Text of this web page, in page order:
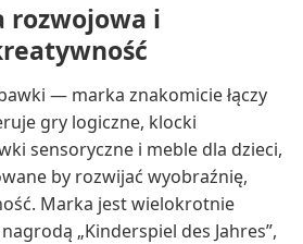
rozwojowa i
— marka znakomicie łączy
gry logiczne, klocki
sensoryczne i meble dla dzieci,
by rozwijać wyobraźnię,
Marka jest wielokrotnie
„Kinderspiel des Jahres”,